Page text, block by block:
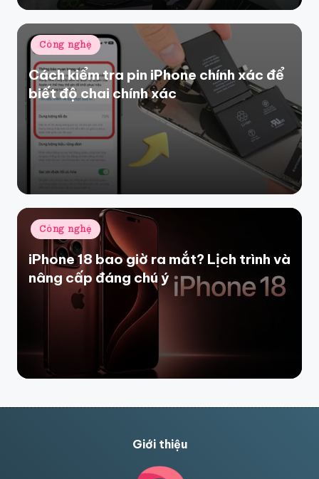
Posted
in
Công nghệ
Cách kiểm tra pin iPhone chính xác để
biết độ chai chính xác
Posted
in
Công nghệ
iPhone 18 bao giờ ra mắt? Lịch trình và
nâng cấp đáng chú ý
Giới thiệu